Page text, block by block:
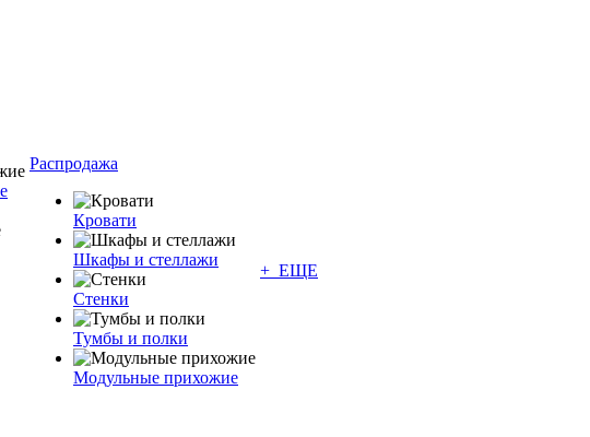
Распродажа
Кровати
Шкафы и стеллажи
Стенки
Тумбы и полки
Модульные прихожие
+ ЕЩЕ